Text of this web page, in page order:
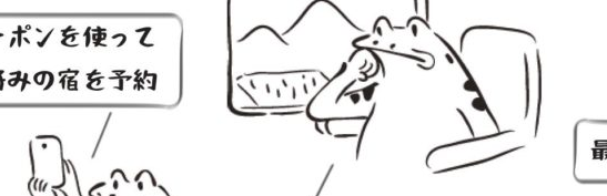
クーポン獲得・ご予約はこちら
>>楽天トラベル
>>じゃらん
【最大10,000円割引】令和4年度も！楽天トラベル ＆ じゃらん